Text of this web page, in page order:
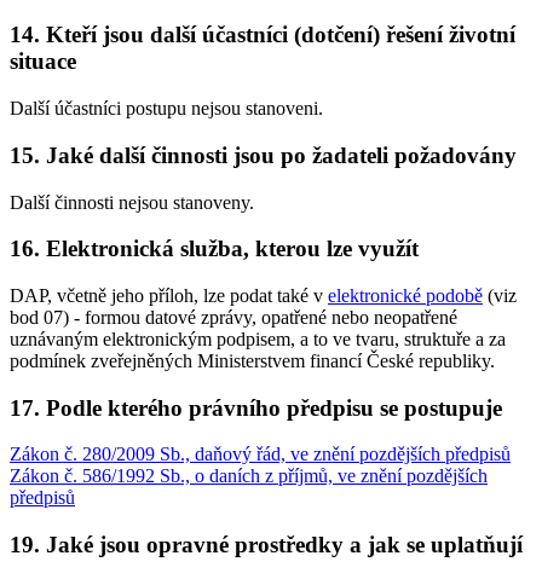
14. Kteří jsou další účastníci (dotčení) řešení životní
situace
Další účastníci postupu nejsou stanoveni.
15. Jaké další činnosti jsou po žadateli požadovány
Další činnosti nejsou stanoveny.
16. Elektronická služba, kterou lze využít
DAP, včetně jeho příloh, lze podat také v elektronické podobě (viz
bod 07) - formou datové zprávy, opatřené nebo neopatřené
uznávaným elektronickým podpisem, a to ve tvaru, struktuře a za
podmínek zveřejněných Ministerstvem financí České republiky.
17. Podle kterého právního předpisu se postupuje
Zákon č. 280/2009 Sb., daňový řád, ve znění pozdějších předpisů
Zákon č. 586/1992 Sb., o daních z příjmů, ve znění pozdějších
předpisů
19. Jaké jsou opravné prostředky a jak se uplatňují